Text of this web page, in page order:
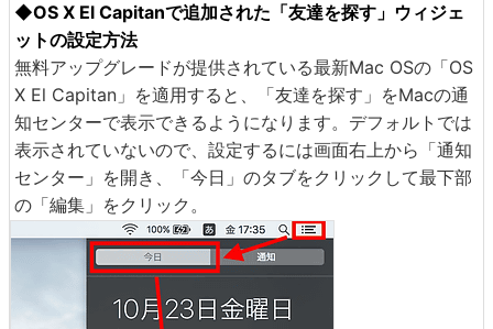
◆OS X El Capitanで追加された「友達を探す」ウィジェ
ットの設定方法
無料アップグレードが提供されている最新Mac OSの「OS
X El Capitan」を適用すると、「友達を探す」をMacの通
知センターで表示できるようになります。デフォルトでは
表示されていないので、設定するには画面右上から「通知
センター」を開き、「今日」のタブをクリックして最下部
の「編集」をクリック。